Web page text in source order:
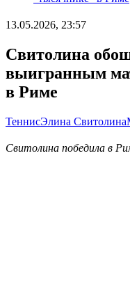
13.05.2026, 23:57
Свитолина
выигранным
в Риме
ТеннисЭлина Свитолина
Свитолина победила в